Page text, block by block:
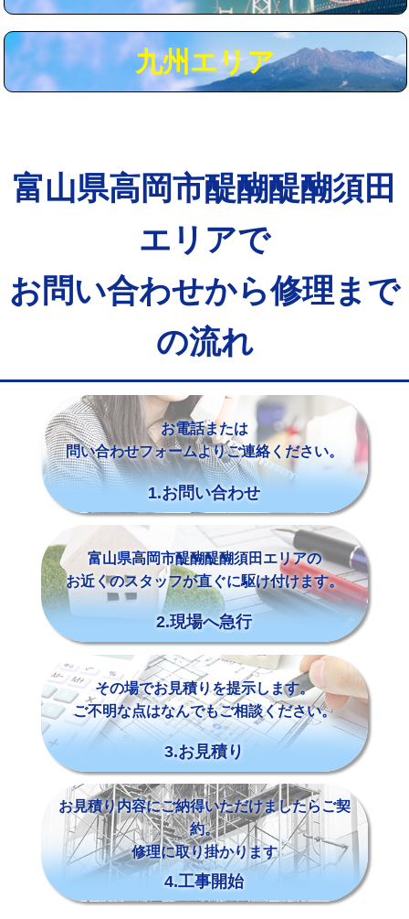
九州エリア
富山県高岡市醍醐醍醐須田
エリアで
お問い合わせから修理まで
の流れ
お電話または
問い合わせフォームよりご連絡ください。
1.お問い合わせ
富山県高岡市醍醐醍醐須田エリアの
お近くのスタッフが直ぐに駆け付けます。
2.現場へ急行
その場でお見積りを提示します。
ご不明な点はなんでもご相談ください。
3.お見積り
お見積り内容にご納得いただけましたらご契
約。
修理に取り掛かります
4.工事開始